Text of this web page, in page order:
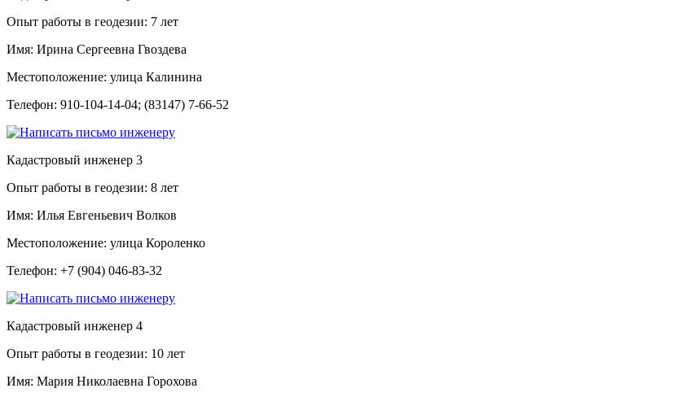
Опыт работы в геодезии: 7 лет
Имя: Ирина Сергеевна Гвоздева
Местоположение: улица Калинина
Телефон: 910-104-14-04; (83147) 7-66-52
Кадастровый инженер 3
Опыт работы в геодезии: 8 лет
Имя: Илья Евгеньевич Волков
Местоположение: улица Короленко
Телефон: +7 (904) 046-83-32
Кадастровый инженер 4
Опыт работы в геодезии: 10 лет
Имя: Мария Николаевна Горохова